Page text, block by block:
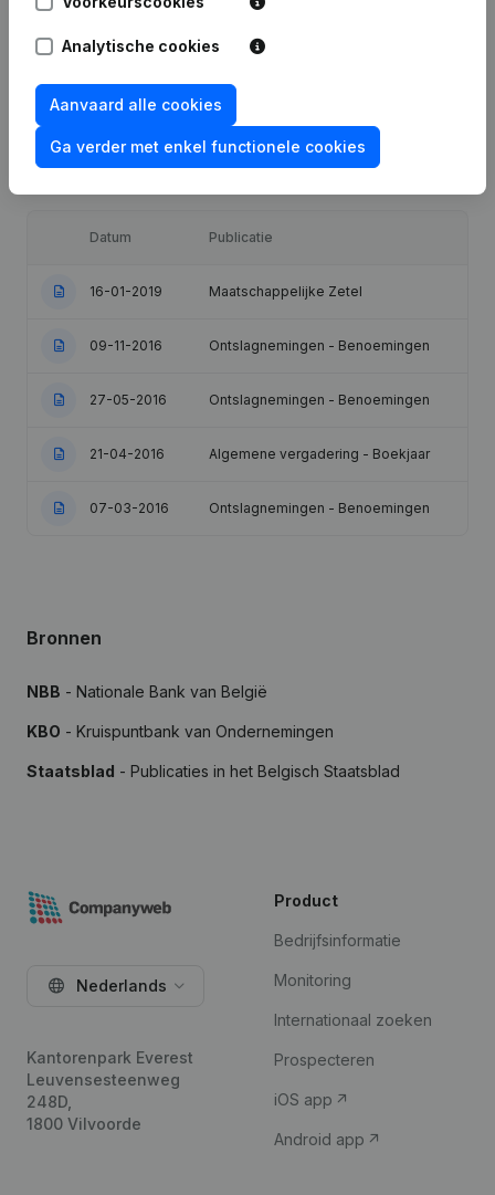
Brutomarge €932.924 €
Publicatiesvan Immo De Wintere
Datum Publicatie
16-01-2019 Maatschappelijke Zetel
09-11-2016 Ontslagnemingen - Benoemingen
27-05-2016 Ontslagnemingen - Benoemingen
21-04-2016 Algemene vergadering - Boekjaar
07-03-2016 Ontslagnemingen - Benoemingen
Bronnen
NBB - Nationale Bank van België
KBO - Kruispuntbank van Ondernemingen
Staatsblad - Publicaties in het Belgisch Staatsblad
Analytische cookies
Aanvaard alle cookies
Ga verder met enkel functionele cookies
Nederlands
Kantorenpark Everest
Leuvensesteenweg
248D,
1800 Vilvoorde
Product
Bedrijfsinformatie
Monitoring
Internationaal zoeken
Prospecteren
iOS app
Android app